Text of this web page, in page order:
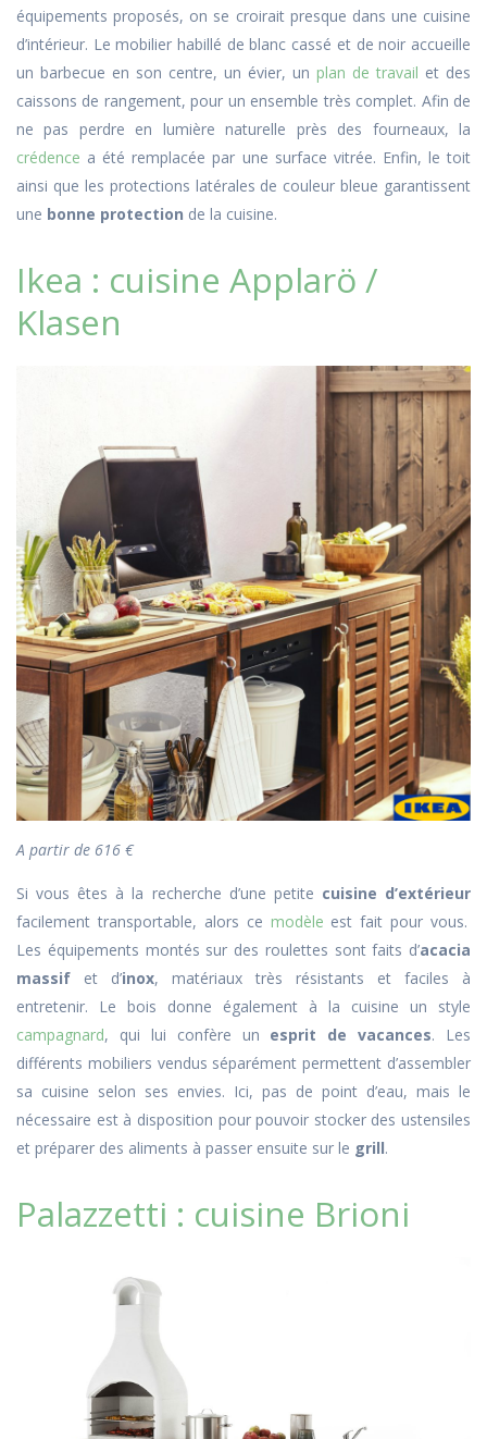
équipements proposés, on se croirait presque dans une cuisine
d’intérieur. Le mobilier habillé de blanc cassé et de noir accueille
un barbecue en son centre, un évier, un plan de travail et des
caissons de rangement, pour un ensemble très complet. Afin de
ne pas perdre en lumière naturelle près des fourneaux, la
crédence a été remplacée par une surface vitrée. Enfin, le toit
ainsi que les protections latérales de couleur bleue garantissent
une bonne protection de la cuisine.
Ikea : cuisine Applarö /
Klasen
A partir de 616 €
Si vous êtes à la recherche d’une petite cuisine d’extérieur
facilement transportable, alors ce modèle est fait pour vous.
Les équipements montés sur des roulettes sont faits d’acacia
massif et d’inox, matériaux très résistants et faciles à
entretenir. Le bois donne également à la cuisine un style
campagnard, qui lui confère un esprit de vacances. Les
différents mobiliers vendus séparément permettent d’assembler
sa cuisine selon ses envies. Ici, pas de point d’eau, mais le
nécessaire est à disposition pour pouvoir stocker des ustensiles
et préparer des aliments à passer ensuite sur le grill.
Palazzetti : cuisine Brioni